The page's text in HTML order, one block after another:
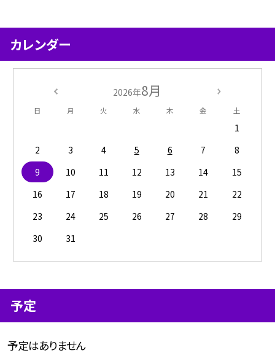
カレンダー
2026年8月
日 月 火 水 木 金 土
1
2
3 4 5 6 7
8
9
10 11 12 13 14
15
16
17 18 19 20 21
22
23
24 25 26 27 28
29
30
31
予定
予定はありません